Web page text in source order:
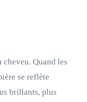
cheveu. Quand les
se reflète
brillants, plus